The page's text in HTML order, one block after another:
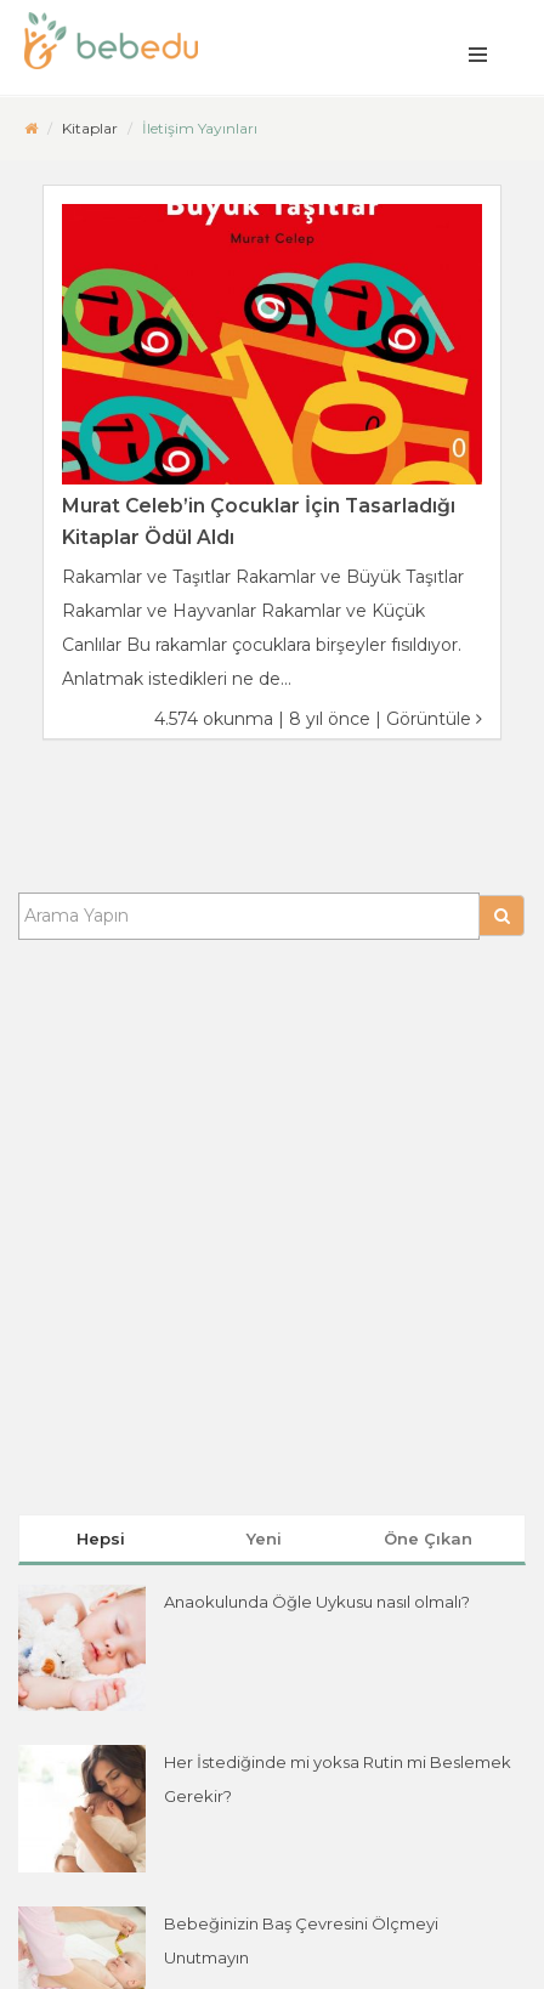
Kitaplar İletişim Yayınları
Murat Celeb’in Çocuklar İçin Tasarladığı
Kitaplar Ödül Aldı
Rakamlar ve Taşıtlar Rakamlar ve Büyük Taşıtlar
Rakamlar ve Hayvanlar Rakamlar ve Küçük
Canlılar Bu rakamlar çocuklara birşeyler fısıldıyor.
Anlatmak istedikleri ne de...
4.574 okunma | 8 yıl önce | Görüntüle
Hepsi Yeni Öne Çıkan
Anaokulunda Öğle Uykusu nasıl olmalı?
Her İstediğinde mi yoksa Rutin mi Beslemek
Gerekir?
Bebeğinizin Baş Çevresini Ölçmeyi
Unutmayın